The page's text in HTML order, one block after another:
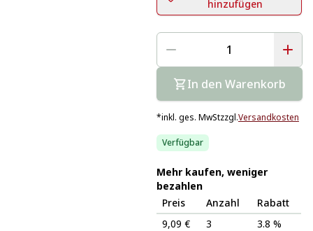
hinzufügen
In den Warenkorb
*inkl. ges. MwStzzgl.Versandkosten
Verfügbar
Mehr kaufen, weniger
bezahlen
Preis
Anzahl
Rabatt
9,09 €
3
3.8 %